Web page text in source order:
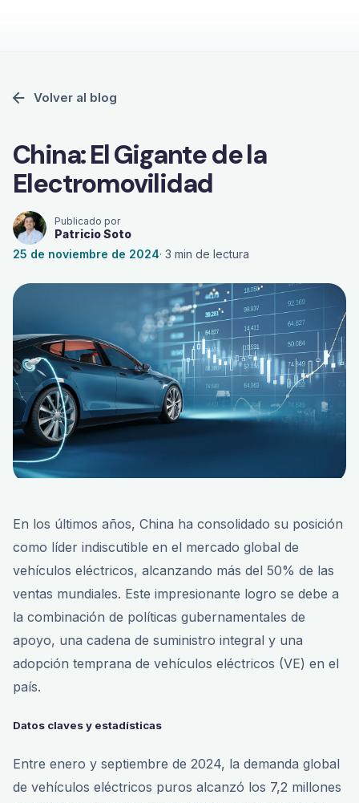
Volver al blog
China: El Gigante de la
Electromovilidad
Publicado por
Patricio Soto
25 de noviembre de 2024· 3 min de lectura
En los últimos años, China ha consolidado su posición
como líder indiscutible en el mercado global de
vehículos eléctricos, alcanzando más del 50% de las
ventas mundiales. Este impresionante logro se debe a
la combinación de políticas gubernamentales de
apoyo, una cadena de suministro integral y una
adopción temprana de vehículos eléctricos (VE) en el
país.
Datos claves y estadísticas
Entre enero y septiembre de 2024, la demanda global
de vehículos eléctricos puros alcanzó los 7,2 millones